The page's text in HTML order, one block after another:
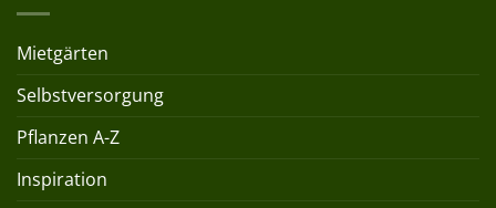
Mietgärten
Selbstversorgung
Pflanzen A-Z
Inspiration